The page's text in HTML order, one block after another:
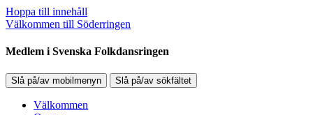
Hoppa till innehåll
Välkommen till Söderringen
Medlem i Svenska Folkdansringen
Slå på/av mobilmenyn Slå på/av sökfältet
Välkommen